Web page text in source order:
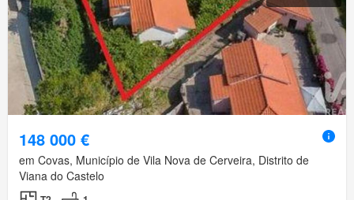
148 000 €
em Covas, Município de Vila Nova de Cerveira, Distrito de
Viana do Castelo